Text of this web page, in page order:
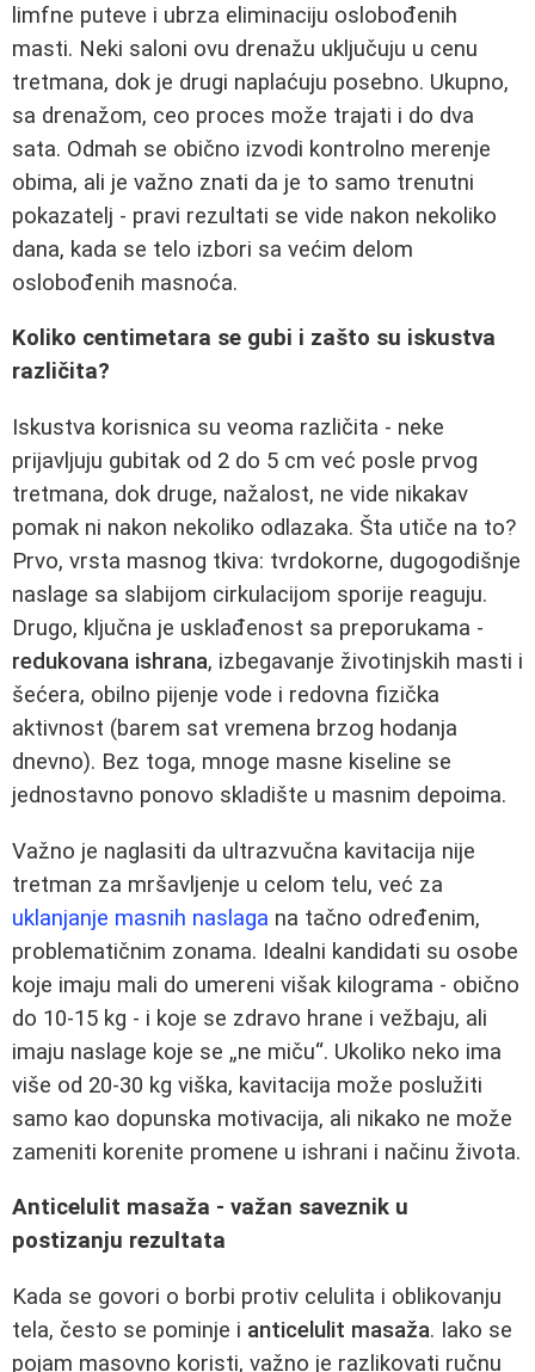
limfne puteve i ubrza eliminaciju oslobođenih
masti. Neki saloni ovu drenažu uključuju u cenu
tretmana, dok je drugi naplaćuju posebno. Ukupno,
sa drenažom, ceo proces može trajati i do dva
sata. Odmah se obično izvodi kontrolno merenje
obima, ali je važno znati da je to samo trenutni
pokazatelj - pravi rezultati se vide nakon nekoliko
dana, kada se telo izbori sa većim delom
oslobođenih masnoća.
Koliko centimetara se gubi i zašto su iskustva
različita?
Iskustva korisnica su veoma različita - neke
prijavljuju gubitak od 2 do 5 cm već posle prvog
tretmana, dok druge, nažalost, ne vide nikakav
pomak ni nakon nekoliko odlazaka. Šta utiče na to?
Prvo, vrsta masnog tkiva: tvrdokorne, dugogodišnje
naslage sa slabijom cirkulacijom sporije reaguju.
Drugo, ključna je usklađenost sa preporukama -
redukovana ishrana, izbegavanje životinjskih masti i
šećera, obilno pijenje vode i redovna fizička
aktivnost (barem sat vremena brzog hodanja
dnevno). Bez toga, mnoge masne kiseline se
jednostavno ponovo skladište u masnim depoima.
Važno je naglasiti da ultrazvučna kavitacija nije
tretman za mršavljenje u celom telu, već za
uklanjanje masnih naslaga na tačno određenim,
problematičnim zonama. Idealni kandidati su osobe
koje imaju mali do umereni višak kilograma - obično
do 10-15 kg - i koje se zdravo hrane i vežbaju, ali
imaju naslage koje se „ne miču“. Ukoliko neko ima
više od 20-30 kg viška, kavitacija može poslužiti
samo kao dopunska motivacija, ali nikako ne može
zameniti korenite promene u ishrani i načinu života.
Anticelulit masaža - važan saveznik u
postizanju rezultata
Kada se govori o borbi protiv celulita i oblikovanju
tela, često se pominje i anticelulit masaža. Iako se
pojam masovno koristi, važno je razlikovati ručnu